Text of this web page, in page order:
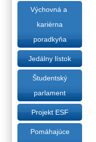
Výchovná a
kariérna
poradkyňa
Jedálny lístok
Študentský
parlament
Projekt ESF
Pomáhajúce